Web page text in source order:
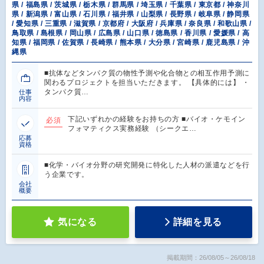
県 / 福島県 / 茨城県 / 栃木県 / 群馬県 / 埼玉県 / 千葉県 / 東京都 / 神奈川
県 / 新潟県 / 富山県 / 石川県 / 福井県 / 山梨県 / 長野県 / 岐阜県 / 静岡県
/ 愛知県 / 三重県 / 滋賀県 / 京都府 / 大阪府 / 兵庫県 / 奈良県 / 和歌山県 /
鳥取県 / 島根県 / 岡山県 / 広島県 / 山口県 / 徳島県 / 香川県 / 愛媛県 / 高
知県 / 福岡県 / 佐賀県 / 長崎県 / 熊本県 / 大分県 / 宮崎県 / 鹿児島県 / 沖
縄県
仕事
内容
■抗体などタンパク質の物性予測や化合物との相互作用予測に
関わるプロジェクトを担当いただきます。 【具体的には】 ・
タンパク質…
応募
資格
必須
下記いずれかの経験をお持ちの方 ■バイオ・ケモイン
フォマティクス実務経験 （シークエ…
会社
概要
■化学・バイオ分野の研究開発に特化した人材の派遣などを行
う企業です。
気になる 詳細を見る
掲載期間：26/08/05～26/08/18